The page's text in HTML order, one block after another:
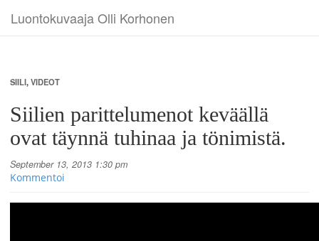
Luontokuvaaja Olli Korhonen
SIILI,VIDEOT
Siilien parittelumenot keväällä
ovat täynnä tuhinaa ja tönimistä.
September 13, 2013 1:30 pm
Kommentoi